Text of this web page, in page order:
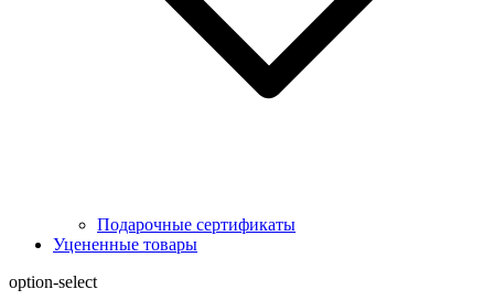
Подарочные сертификаты
Уцененные товары
option-select